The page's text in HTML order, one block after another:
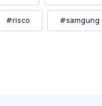
#risco #samgung